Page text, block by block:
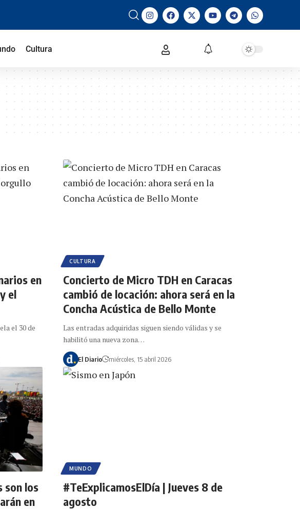
Cultura
en
el
el 30 de
CULTURA
Concierto de Micro TDH en Caracas
cambió de locación: ahora será en la
Concha Acústica de Bello Monte
Las entradas adquiridas siguen siendo válidas y se
habilitó una nueva zona…
El Diario miércoles, 15 abril 2026
son los
en
MUNDO
#TeExplicamosElDía | Jueves 8 de
agosto